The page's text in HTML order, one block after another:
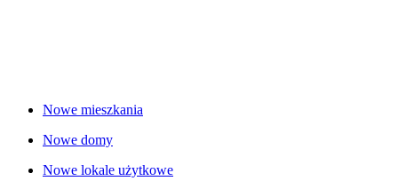
Nowe mieszkania
Nowe domy
Nowe lokale użytkowe